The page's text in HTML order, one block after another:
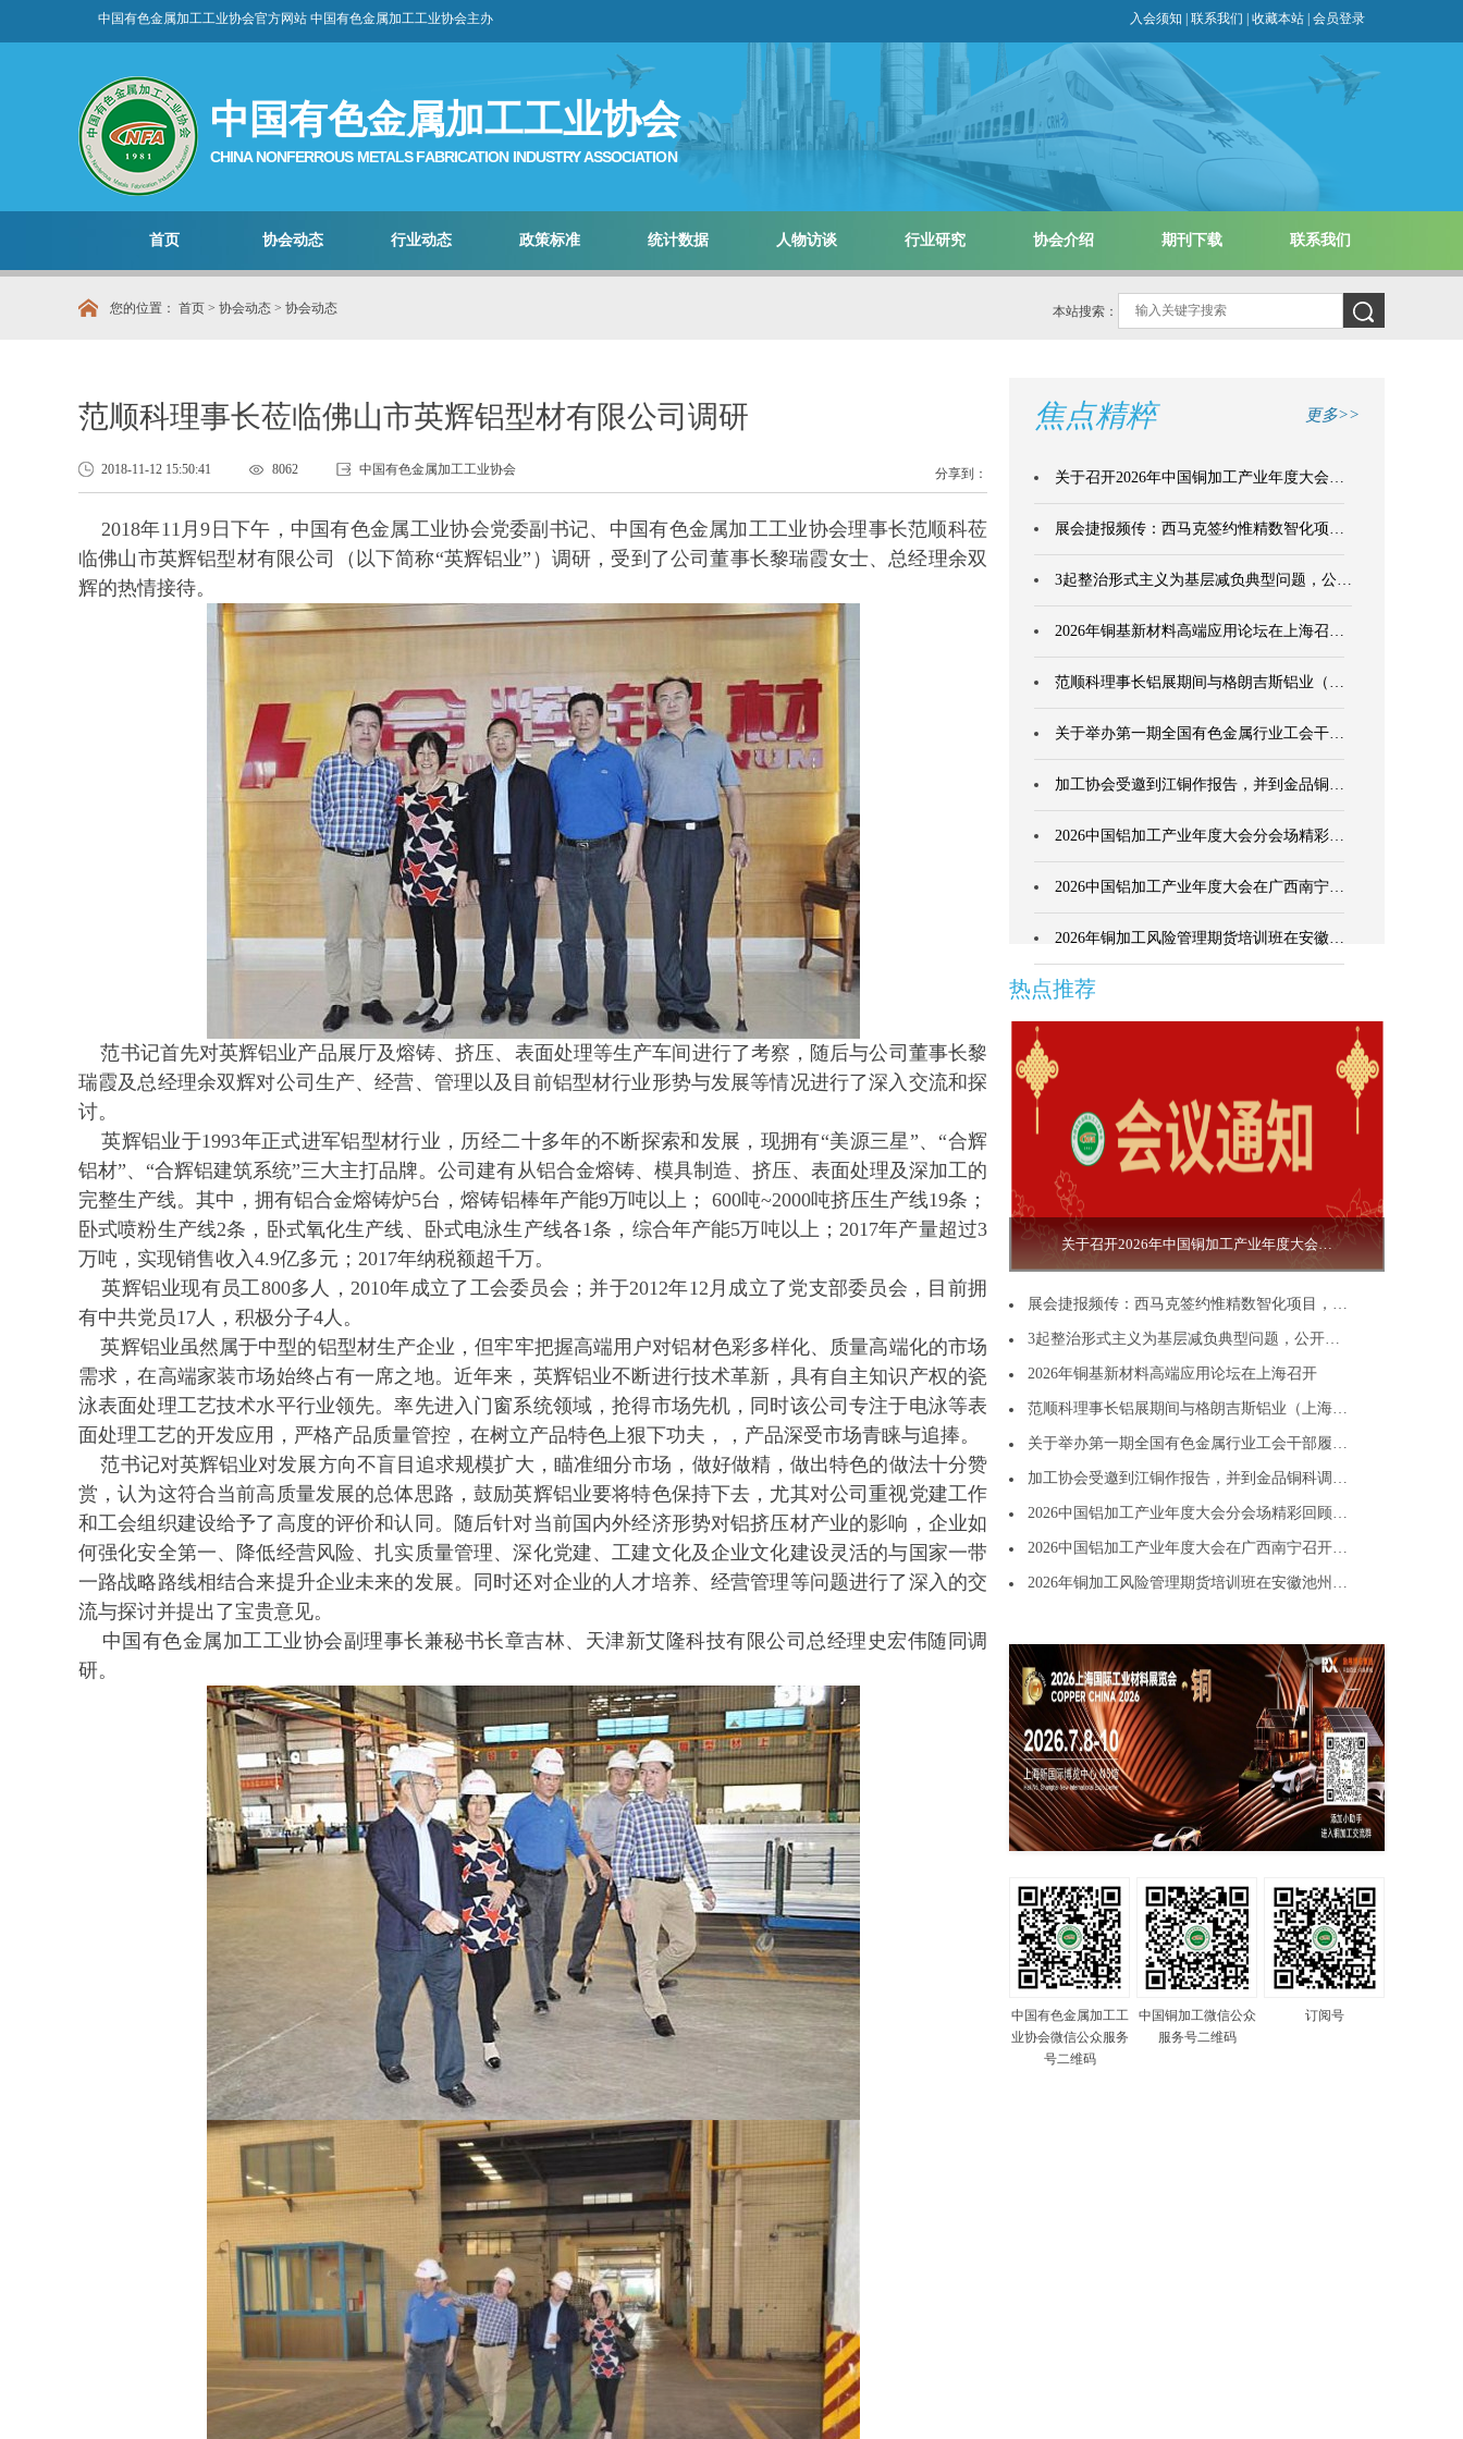
中国有色金属加工工业协会官方网站 中国有色金属加工工业协会主办 入会须知 联系我们 收藏本站 会员登录
中国有色金属加工工业协会
CHINA NONFERROUS METALS FABRICATION INDUSTRY ASSOCIATION
首页 协会动态 行业动态 政策标准 统计数据 人物访谈 行业研究 协会介绍 期刊下载 联系我们
您的位置： 首页 > 协会动态 > 协会动态 本站搜索：
范顺科理事长莅临佛山市英辉铝型材有限公司调研
2018-11-12 15:50:41 8062 中国有色金属加工工业协会 分享到：
2018年11 月9 日下午，中国有色金属工业协会党委副书记、中国有色金属加工工业协会理事长范顺科莅
临佛山市英辉铝型材有限公司（以下简称“英辉铝业”）调研，受到了公司董事长黎瑞霞女士、总经理余双
辉的热情接待。
范书记首先对英辉铝业产品展厅及熔铸、挤压、表面处理等生产车间进行了考察，随后与公司董事长黎
瑞霞及总经理余双辉对公司生产、经营、管理以及目前铝型材行业形势与发展等情况进行了深入交流和探
讨。
英辉铝业于1993年正式进军铝型材行业，历经二十多年的不断探索和发展，现拥有“美源三星”、 “合辉
铝材”、“合辉铝建筑系统”三大主打品牌。公司建有从铝合金熔铸、模具制造、挤压、表面处理及深加工的
完整生产线。其中，拥有铝合金熔铸炉5台，熔铸铝棒年产能9万吨以上； 600吨~2000吨挤压生产线19条；
卧式喷粉生产线2条，卧式氧化生产线、卧式电泳生产线各1条，综合年产能5万吨以上；2017年产量超过3
万吨，实现销售收入4.9亿多元； 2017年纳税额超千万。
英辉铝业现有员工800多人， 2010年成立了工会委员会；并于2012年12 月成立了党支部委员会，目前拥
有中共党员17人，积极分子4人。
英辉铝业虽然属于中型的铝型材生产企业，但牢牢把握高端用户对铝材色彩多样化、质量高端化的市场
需求，在高端家装市场始终占有一席之地。近年来，英辉铝业不断进行技术革新，具有自主知识产权的瓷
泳表面处理工艺技术水平行业领先。率先进入门窗系统领域，抢得市场先机，同时该公司专注于电泳等表
面处理工艺的开发应用，严格产品质量管控，在树立产品特色上狠下功夫，，产品深受市场青睐与追捧。
范书记对英辉铝业对发展方向不盲目追求规模扩大，瞄准细分市场，做好做精，做出特色的做法十分赞
赏，认为这符合当前高质量发展的总体思路，鼓励英辉铝业要将特色保持下去，尤其对公司重视党建工作
和工会组织建设给予了高度的评价和认同。随后针对当前国内外经济形势对铝挤压材产业的影响，企业如
何强化安全第一、降低经营风险、扎实质量管理、深化党建、工建文化及企业文化建设灵活的与国家一带
一路战略路线相结合来提升企业未来的发展。同时还对企业的人才培养、经营管理等问题进行了深入的交
流与探讨并提出了宝贵意见。
中国有色金属加工工业协会副理事长兼秘书长章吉林、天津新艾隆科技有限公司总经理史宏伟随同调
研。
焦点精粹 更多>>
关于召开2026年中国铜加工产业年度大会…
展会捷报频传：西马克签约惟精数智化项…
3起整治形式主义为基层减负典型问题，公…
2026年铜基新材料高端应用论坛在上海召…
范顺科理事长铝展期间与格朗吉斯铝业（…
关于举办第一期全国有色金属行业工会干…
加工协会受邀到江铜作报告，并到金品铜…
2026中国铝加工产业年度大会分会场精彩…
2026中国铝加工产业年度大会在广西南宁…
2026年铜加工风险管理期货培训班在安徽…
热点推荐
关于召开2026年中国铜加工产业年度大会…
展会捷报频传：西马克签约惟精数智化项目，…
3起整治形式主义为基层减负典型问题，公开…
2026年铜基新材料高端应用论坛在上海召开
范顺科理事长铝展期间与格朗吉斯铝业（上海…
关于举办第一期全国有色金属行业工会干部履…
加工协会受邀到江铜作报告，并到金品铜科调…
2026中国铝加工产业年度大会分会场精彩回顾…
2026中国铝加工产业年度大会在广西南宁召开…
2026年铜加工风险管理期货培训班在安徽池州…
中国有色金属加工工
业协会微信公众服务
号二维码
中国铜加工微信公众
服务号二维码
订阅号